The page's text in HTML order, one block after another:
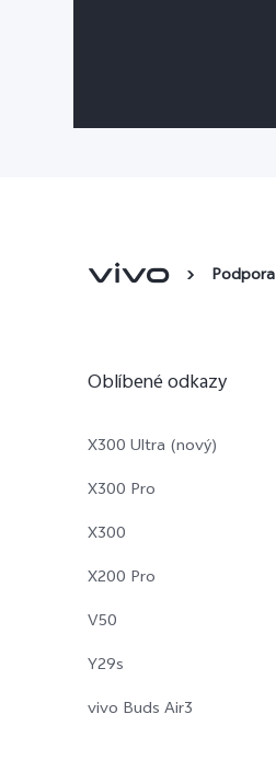
Podpora
Oblíbené odkazy
X300 Ultra (nový)
X300 Pro
X300
X200 Pro
V50
Y29s
vivo Buds Air3